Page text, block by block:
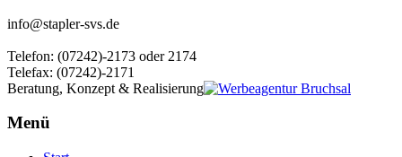
info@stapler-svs.de
Telefon: (07242)-2173 oder 2174
Telefax: (07242)-2171
Beratung, Konzept & Realisierung
Menü